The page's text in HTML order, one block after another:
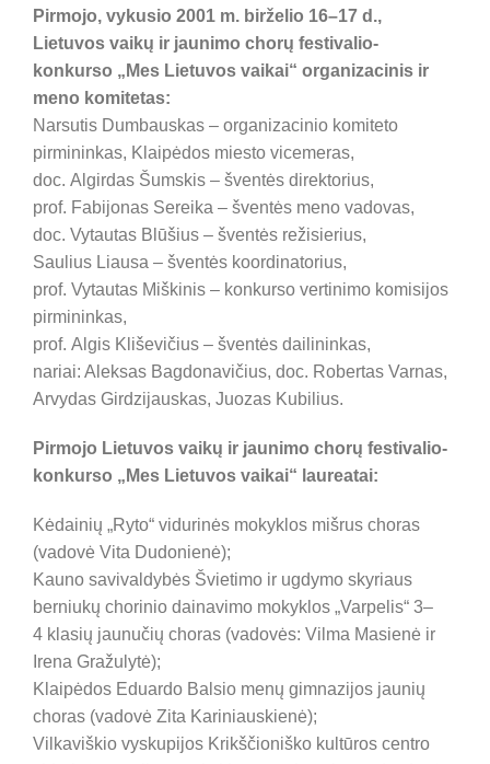
Pirmojo, vykusio 2001 m. birželio 16–17 d.,
Lietuvos vaikų ir jaunimo chorų festivalio-
konkurso „Mes Lietuvos vaikai“ organizacinis ir
meno komitetas:
Narsutis Dumbauskas – organizacinio komiteto
pirmininkas, Klaipėdos miesto vicemeras,
doc. Algirdas Šumskis – šventės direktorius,
prof. Fabijonas Sereika – šventės meno vadovas,
doc. Vytautas Blūšius – šventės režisierius,
Saulius Liausa – šventės koordinatorius,
prof. Vytautas Miškinis – konkurso vertinimo komisijos
pirmininkas,
prof. Algis Kliševičius – šventės dailininkas,
nariai: Aleksas Bagdonavičius, doc. Robertas Varnas,
Arvydas Girdzijauskas, Juozas Kubilius.
Pirmojo Lietuvos vaikų ir jaunimo chorų festivalio-
konkurso „Mes Lietuvos vaikai“ laureatai:
Kėdainių „Ryto“ vidurinės mokyklos mišrus choras
(vadovė Vita Dudonienė);
Kauno savivaldybės Švietimo ir ugdymo skyriaus
berniukų chorinio dainavimo mokyklos „Varpelis“ 3–
4 klasių jaunučių choras (vadovės: Vilma Masienė ir
Irena Gražulytė);
Klaipėdos Eduardo Balsio menų gimnazijos jaunių
choras (vadovė Zita Kariniauskienė);
Vilkaviškio vyskupijos Krikščioniško kultūros centro